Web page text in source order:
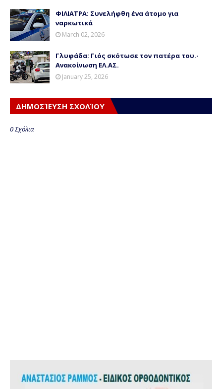
ΦΙΛΙΑΤΡΑ: Συνελήφθη ένα άτομο για
ναρκωτικά
March 02, 2026
Γλυφάδα: Γιός σκότωσε τον πατέρα του.-
Ανακοίνωση ΕΛ.ΑΣ.
January 25, 2026
ΔΗΜΟΣΊΕΥΣΗ ΣΧΟΛΊΟΥ
0 Σχόλια